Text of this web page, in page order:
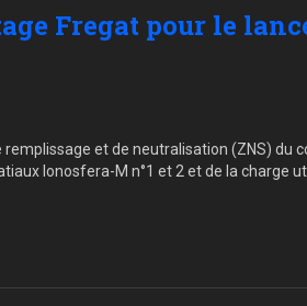
Fregat pour le
et de neutralisation (ZNS) du
Ionosfera-M n°1 et 2 et de la charge